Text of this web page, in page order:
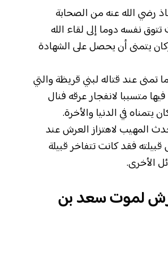
رضي الله عنه من الصحابة
نفسه دوما إلى لقاء الله
يتمنى أن يحصل على الشهادة
تمنى عند قتاله لبني قريظة والتي
متسببا لانفجار عرقه فنال
يتمناه في الدنيا والأخرة.
المهيب لاهتزاز العرش عند
قبيلته فقد كانت تتفاخر قبيلة
الأخرى.
لموت سعد بن